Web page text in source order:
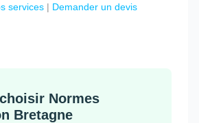
services | Demander un devis
Normes
Bretagne